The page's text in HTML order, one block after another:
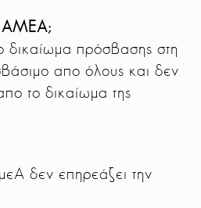
ΑΜΕΑ;
δικαίωμα πρόσβασης στη
απο όλους και δεν
το δικαίωμα της
δεν επηρεάζει την